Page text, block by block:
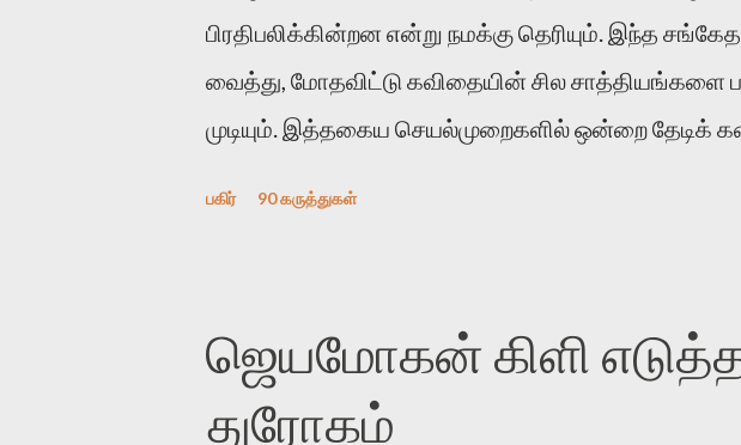
பிரதிபலிக்கின்றன என்று நமக்கு தெரியும். இந்த
வைத்து, மோதவிட்டு கவிதையின் சில சாத்தியங்களை
முடியும். இத்தகைய செயல்முறைகளில் ஒன்றை தேடிக்
கொல்லாது. ஒரு கனவை மீட்டெடுப்பதன் நோக்கம்
கவிதையின் அரூப இயக்கத்தை பொதுவயமாக வடிக்க
பகிர் 90 கருத்துகள்
ஜெயமோகன் கிளி
துரோகம்